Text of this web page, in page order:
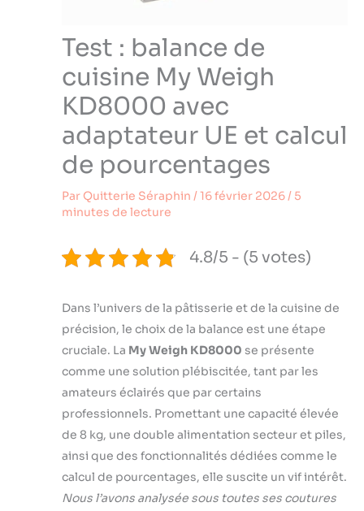
Test : balance de
cuisine My Weigh
KD8000 avec
adaptateur UE et calcul
de pourcentages
Par Quitterie Séraphin /16 février 2026/ 5
minutes de lecture
4.8/5 - (5 votes)
Dans l’univers de la pâtisserie et de la cuisine de
précision, le choix de la balance est une étape
cruciale. La My Weigh KD8000 se présente
comme une solution plébiscitée, tant par les
amateurs éclairés que par certains
professionnels. Promettant une capacité élevée
de 8 kg, une double alimentation secteur et piles,
ainsi que des fonctionnalités dédiées comme le
calcul de pourcentages, elle suscite un vif intérêt.
Nous l’avons analysée sous toutes ses coutures